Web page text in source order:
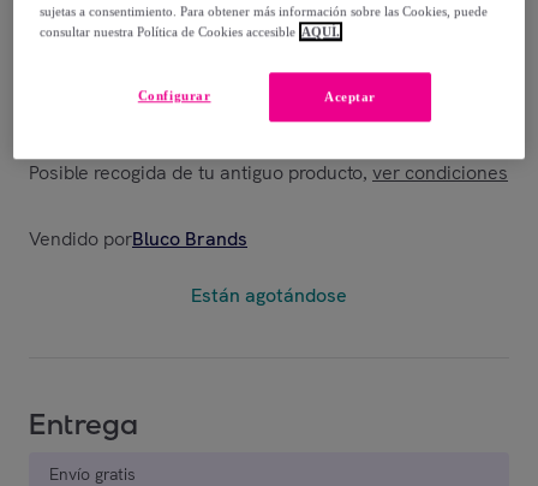
87,00 €
-32%
Posible recogida de tu antiguo producto, ver condiciones
Vendido porBluco Brands
Están agotándose
Entrega
Envío gratis
sujetas a consentimiento. Para obtener más información sobre las Cookies, puede
consultar nuestra Política de Cookies accesible AQUÍ.
Aceptar
Configurar